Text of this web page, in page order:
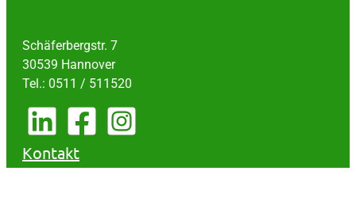
Schäferbergstr. 7
30539 Hannover
Tel.: 0511 / 511520
Kontakt